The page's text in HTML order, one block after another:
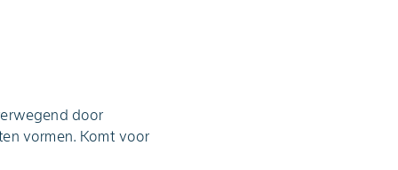
door
vormen. Komt voor